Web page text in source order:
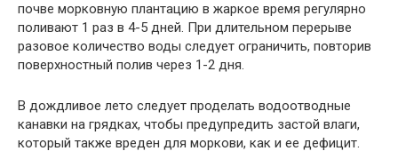
почве морковную плантацию в жаркое время регулярно
поливают 1 раз в 4-5 дней. При длительном перерыве
разовое количество воды следует ограничить, повторив
поверхностный полив через 1-2 дня.
В дождливое лето следует проделать водоотводные
канавки на грядках, чтобы предупредить застой влаги,
который также вреден для моркови, как и ее дефицит.